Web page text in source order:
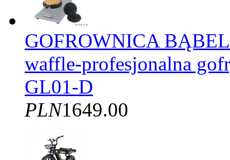
GOFROWNICA
waffle-profesjonalna
GL01-D
PLN1649.00